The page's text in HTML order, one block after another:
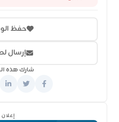
حفظ
إرسال
شارك هذه
إعلان